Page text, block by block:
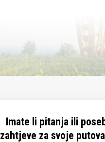
Imate li pitanja ili
zahtjeve za svoje